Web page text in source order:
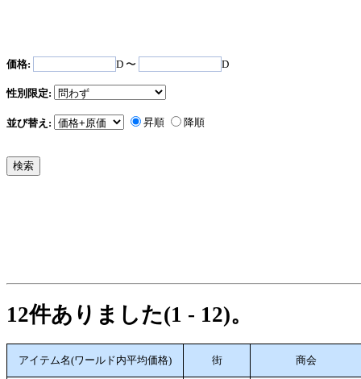
価格: D 〜 D
性別限定:
並び替え: 昇順 降順
12件ありました(1 - 12)。
アイテム名(ワールド内平均価格) 街 商会